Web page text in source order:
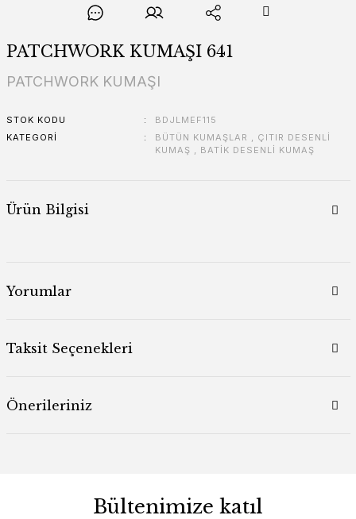
PATCHWORK KUMAŞI 641
PATCHWORK KUMAŞI
STOK KODU
BDJLMEF115
KATEGORI
BÜTÜN KUMAŞLAR , ÇITIR DESENLİ
KUMAŞ , BATİK DESENLİ KUMAŞ
Ürün Bilgisi
Yorumlar
Taksit Seçenekleri
Önerileriniz
Bültenimize katıl